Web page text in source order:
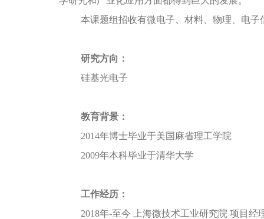
本课题组招收有微电子、材料、物理、电
研究方向：
硅基光电子
教育背景：
2014年博士毕业于美国麻省理工学院
2009年本科毕业于清华大学
工作经历：
2018年-至今 上海微技术工业研究院 项目经